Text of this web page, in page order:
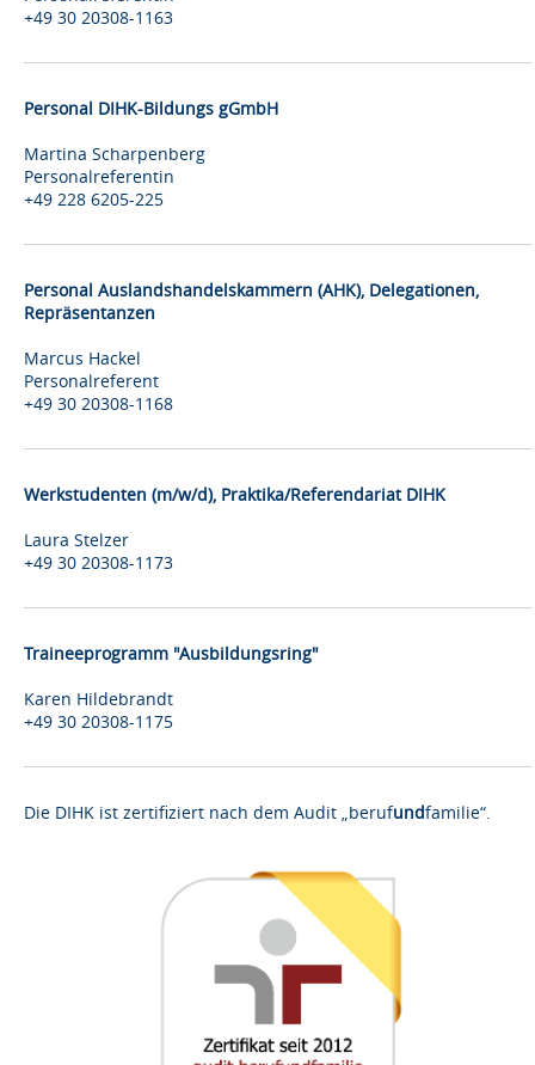
+49 30 20308-1163
Personal DIHK-Bildungs gGmbH
Martina Scharpenberg
Personalreferentin
+49 228 6205-225
Personal Auslandshandelskammern (AHK), Delegationen,
Repräsentanzen
Marcus Hackel
Personalreferent
+49 30 20308-1168
Werkstudenten (m/w/d), Praktika/Referendariat DIHK
Laura Stelzer
+49 30 20308-1173
Traineeprogramm "Ausbildungsring"
Karen Hildebrandt
+49 30 20308-1175
Die DIHK ist zertifiziert nach dem Audit „berufundfamilie“.